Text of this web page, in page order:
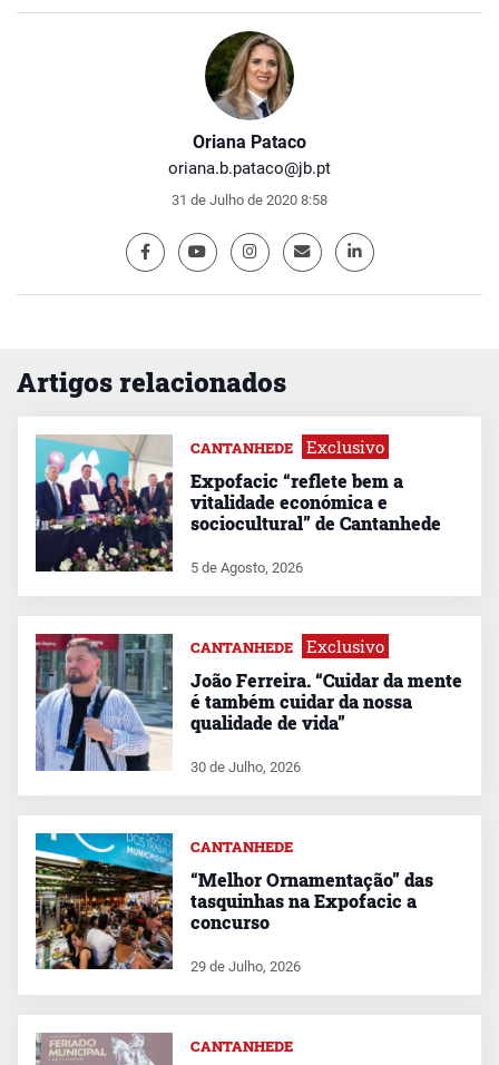
Oriana Pataco
oriana.b.pataco@jb.pt
31 de Julho de 2020 8:58
Artigos relacionados
CANTANHEDE Exclusivo
Expofacic “reflete bem a
vitalidade económica e
sociocultural” de Cantanhede
5 de Agosto, 2026
CANTANHEDE Exclusivo
João Ferreira. “Cuidar da mente
é também cuidar da nossa
qualidade de vida”
30 de Julho, 2026
CANTANHEDE
“Melhor Ornamentação” das
tasquinhas na Expofacic a
concurso
29 de Julho, 2026
CANTANHEDE